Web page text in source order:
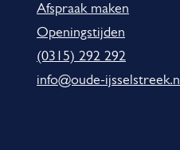
Afspraak maken
Openingstijden
(0315) 292 292
info@oude-ijsselstreek.nl